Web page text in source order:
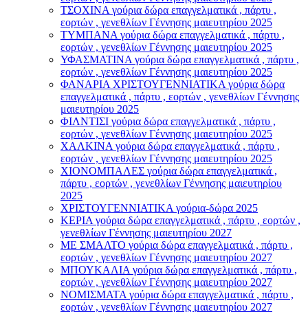
ΤΣΟΧΙΝΑ γούρια δώρα επαγγελματικά , πάρτυ ,
εορτών , γενεθλίων Γέννησης μαιευτηρίου 2025
ΤΥΜΠΑΝΑ γούρια δώρα επαγγελματικά , πάρτυ ,
εορτών , γενεθλίων Γέννησης μαιευτηρίου 2025
ΥΦΑΣΜΑΤΙΝΑ γούρια δώρα επαγγελματικά , πάρτυ ,
εορτών , γενεθλίων Γέννησης μαιευτηρίου 2025
ΦΑΝΑΡΙΑ ΧΡΙΣΤΟΥΓΕΝΝΙΑΤΙΚΑ γούρια δώρα
επαγγελματικά , πάρτυ , εορτών , γενεθλίων Γέννησης
μαιευτηρίου 2025
ΦΙΛΝΤΙΣΙ γούρια δώρα επαγγελματικά , πάρτυ ,
εορτών , γενεθλίων Γέννησης μαιευτηρίου 2025
ΧΑΛΚΙΝΑ γούρια δώρα επαγγελματικά , πάρτυ ,
εορτών , γενεθλίων Γέννησης μαιευτηρίου 2025
ΧΙΟΝΟΜΠΑΛΕΣ γούρια δώρα επαγγελματικά ,
πάρτυ , εορτών , γενεθλίων Γέννησης μαιευτηρίου
2025
ΧΡΙΣΤΟΥΓΕΝΝΙΑΤΙΚΑ γούρια-δώρα 2025
ΚΕΡΙΑ γούρια δώρα επαγγελματικά , πάρτυ , εορτών ,
γενεθλίων Γέννησης μαιευτηρίου 2027
ΜΕ ΣΜΑΛΤΟ γούρια δώρα επαγγελματικά , πάρτυ ,
εορτών , γενεθλίων Γέννησης μαιευτηρίου 2027
ΜΠΟΥΚΑΛΙΑ γούρια δώρα επαγγελματικά , πάρτυ ,
εορτών , γενεθλίων Γέννησης μαιευτηρίου 2027
ΝΟΜΙΣΜΑΤΑ γούρια δώρα επαγγελματικά , πάρτυ ,
εορτών , γενεθλίων Γέννησης μαιευτηρίου 2027